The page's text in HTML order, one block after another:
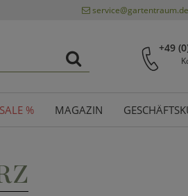
service@gartentraum.de
+49
SALE % MAGAZIN